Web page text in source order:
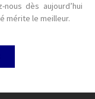
dès aujourd’hui
mérite le meilleur.